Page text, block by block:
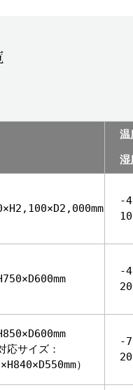
温
湿
-
-
応サイズ：
）
-